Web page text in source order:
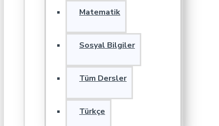
Matematik
Sosyal Bilgiler
Tüm Dersler
Türkçe